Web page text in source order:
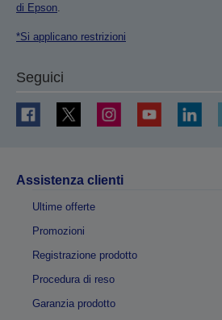
di Epson
*Si applicano restrizioni
Seguici
Assistenza clienti
Ultime offerte
Promozioni
Registrazione prodotto
Procedura di reso
Garanzia prodotto